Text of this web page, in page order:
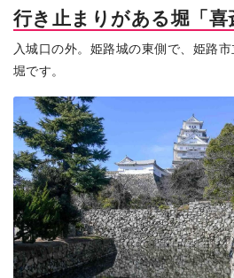
行き止まりがある堀「喜
入城口の外。姫路城の東側で、姫路
堀です。